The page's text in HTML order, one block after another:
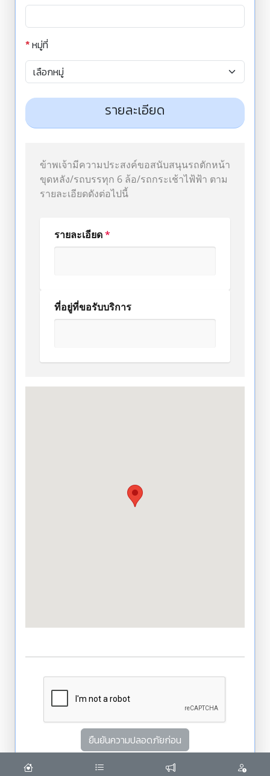
*หมู่ที่
รายละเอียด
ข้าพเจ้ามีความประสงค์ขอสนับสนุนรถตักหน้า
ขุดหลัง/รถบรรทุก 6 ล้อ/รถกระเช้าไฟ้ฟ้า ตาม
รายละเอียดดังต่อไปนี้
รายละเอียด*
ที่อยู่ที่ขอรับบริการ
ยืนยันความปลอดภัยก่อน